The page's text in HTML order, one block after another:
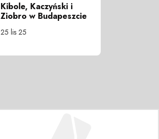
Kibole, Kaczyński i
Ziobro w Budapeszcie
25 lis 25